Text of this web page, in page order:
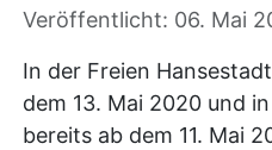
Veröffentlicht: 06. Mai
In der Freien
dem 13. Mai 2020 und
bereits ab dem 11. Mai